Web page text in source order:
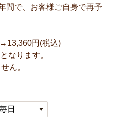
間で、お客様ご自身で再予
円(税込)
なります。
ん。